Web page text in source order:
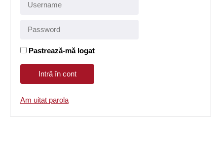
Pastrează-mă logat
Am uitat parola